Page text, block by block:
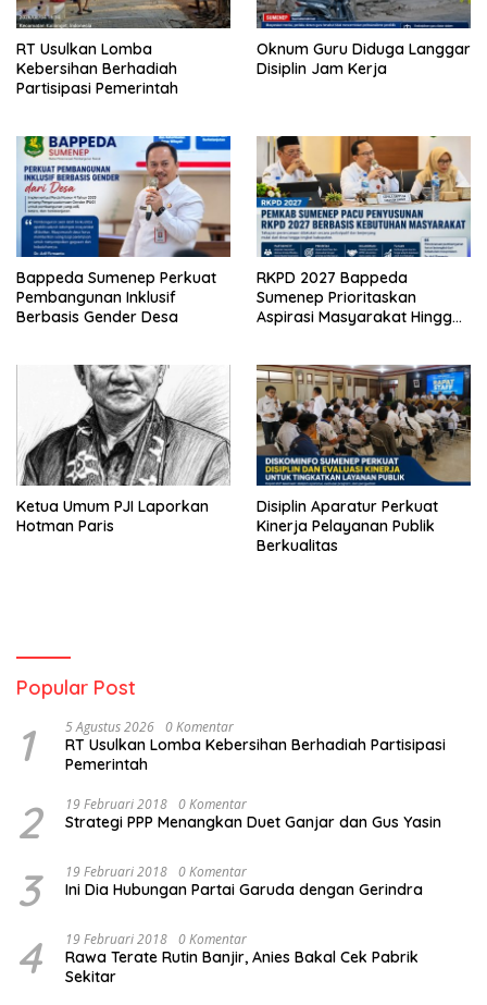
RT Usulkan Lomba
Kebersihan Berhadiah
Partisipasi Pemerintah
Oknum Guru Diduga Langgar
Disiplin Jam Kerja
Bappeda Sumenep Perkuat
Pembangunan Inklusif
Berbasis Gender Desa
RKPD 2027 Bappeda
Sumenep Prioritaskan
Aspirasi Masyarakat Hingga
Ketua Umum PJI Laporkan
Hotman Paris
Disiplin Aparatur Perkuat
Kinerja Pelayanan Publik
Berkualitas
Popular Post
1 5 Agustus 2026 0 Komentar
RT Usulkan Lomba Kebersihan Berhadiah Partisipasi
Pemerintah
2 19 Februari 2018 0 Komentar
Strategi PPP Menangkan Duet Ganjar dan Gus Yasin
3 19 Februari 2018 0 Komentar
Ini Dia Hubungan Partai Garuda dengan Gerindra
4 19 Februari 2018 0 Komentar
Rawa Terate Rutin Banjir, Anies Bakal Cek Pabrik
Sekitar